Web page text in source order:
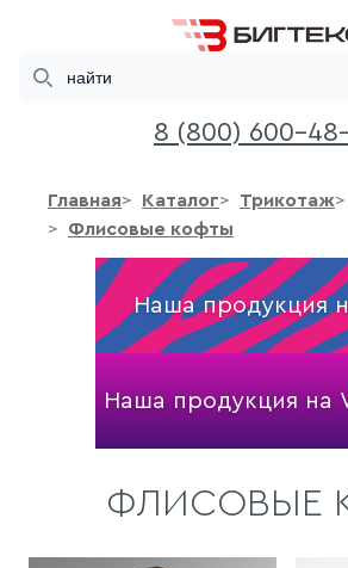
8 (800) 600-
Главная Каталог Трикотаж
Флисовые кофты
Наша продукция
Наша продукция на
ФЛИСОВЫЕ